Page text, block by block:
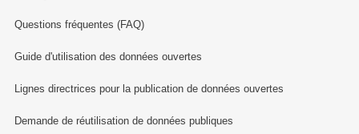
Questions fréquentes (FAQ)
Guide d'utilisation des données ouvertes
Lignes directrices pour la publication de données ouvertes
Demande de réutilisation de données publiques